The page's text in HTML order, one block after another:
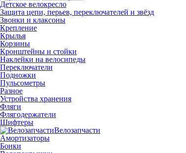
Детское велокресло
Защита цепи, перьев, переключателей и звёзд
Звонки и клаксоны
Крепление
Крылья
Корзины
Кронштейны и стойки
Наклейки на велосипеды
Переключатели
Подножки
Пульсометры
Разное
Устройства хранения
Фляги
Флягодержатели
Шифтеры
Велозапчасти
Амортизаторы
Бонки